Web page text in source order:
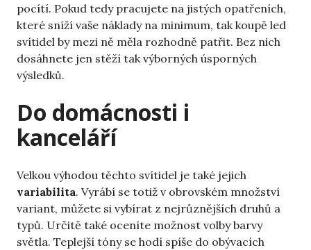
pocítí. Pokud tedy pracujete na jistých opatřeních,
které sníží vaše náklady na minimum, tak koupě led
svítidel by mezi ně měla rozhodně patřit. Bez nich
dosáhnete jen stěží tak výborných úsporných
výsledků.
Do domácnosti i
kanceláří
Velkou výhodou těchto svítidel je také jejich
variabilita. Vyrábí se totiž v obrovském množství
variant, můžete si vybírat z nejrůznějších druhů a
typů. Určitě také oceníte možnost volby barvy
světla. Teplejší tóny se hodí spíše do obývacích